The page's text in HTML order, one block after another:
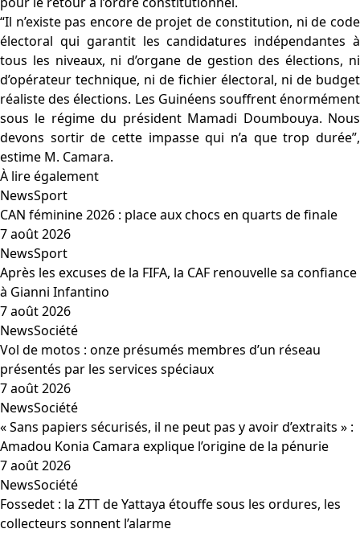
“Il n’existe pas encore de projet de constitution, ni de code
électoral qui garantit les candidatures indépendantes à
tous les niveaux, ni d’organe de gestion des élections, ni
d’opérateur technique, ni de fichier électoral, ni de budget
réaliste des élections. Les Guinéens souffrent énormément
sous le régime du président Mamadi Doumbouya. Nous
devons sortir de cette impasse qui n’a que trop durée”,
estime M. Camara.
À lire également
NewsSport
CAN féminine 2026 : place aux chocs en quarts de finale
7 août 2026
NewsSport
Après les excuses de la FIFA, la CAF renouvelle sa confiance
à Gianni Infantino
7 août 2026
NewsSociété
Vol de motos : onze présumés membres d’un réseau
présentés par les services spéciaux
7 août 2026
NewsSociété
« Sans papiers sécurisés, il ne peut pas y avoir d’extraits » :
Amadou Konia Camara explique l’origine de la pénurie
7 août 2026
NewsSociété
Fossedet : la ZTT de Yattaya étouffe sous les ordures, les
collecteurs sonnent l’alarme